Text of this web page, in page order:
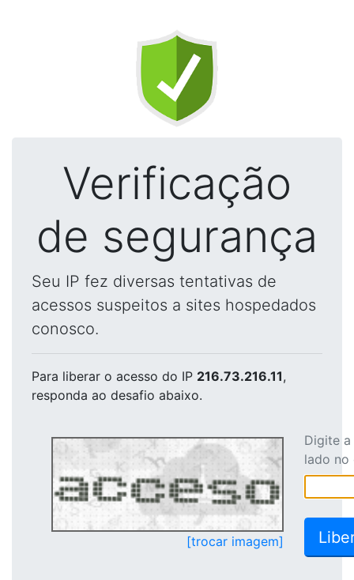
Verificação
de segurança
Seu IP fez diversas tentativas de
acessos suspeitos a sites hospedados
conosco.
Para liberar o acesso do IP 216.73.216.11,
responda ao desafio abaixo.
[trocar imagem]
Digite
lado no